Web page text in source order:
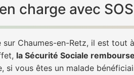
charge avec
Chaumes-en-Retz, il est
la Sécurité Sociale
si vous êtes un malade